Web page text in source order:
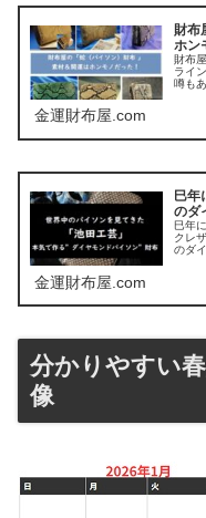
財布
ホン
財布
ライ
噂も
ても
金運財布屋.com
巳年
のダ
巳年
クレ
のダ
金運財布屋.com
分かりやすい
像